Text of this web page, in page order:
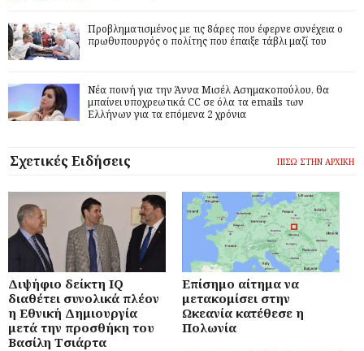
Προβληματισμένος με τις 8άρες που έφερνε συνέχεια ο
πρωθυπουργός ο πολίτης που έπαιξε τάβλι μαζί του
Νέα ποινή για την Άννα Μισέλ Ασημακοπούλου, θα
μπαίνει υποχρεωτικά CC σε όλα τα emails των
Ελλήνων για τα επόμενα 2 χρόνια
Σχετικές Ειδήσεις ΠΙΣΩ ΣΤΗΝ ΑΡΧΙΚΗ
Διψήφιο δείκτη IQ
διαθέτει συνολικά πλέον
η Εθνική Δημιουργία
μετά την προσθήκη του
Βασίλη Τσιάρτα
Επίσημο αίτημα να
μετακομίσει στην
Ωκεανία κατέθεσε η
Πολωνία